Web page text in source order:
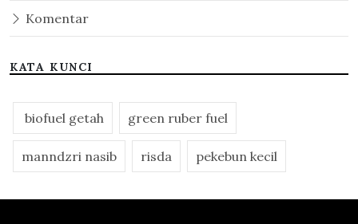
Komentar
KATA KUNCI
biofuel getah green ruber fuel
manndzri nasib risda pekebun kecil